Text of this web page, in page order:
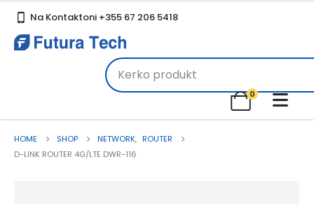
Na Kontaktoni +355 67 206 5418
0
HOME SHOP NETWORK, ROUTER
D-LINK ROUTER 4G/LTE DWR-116